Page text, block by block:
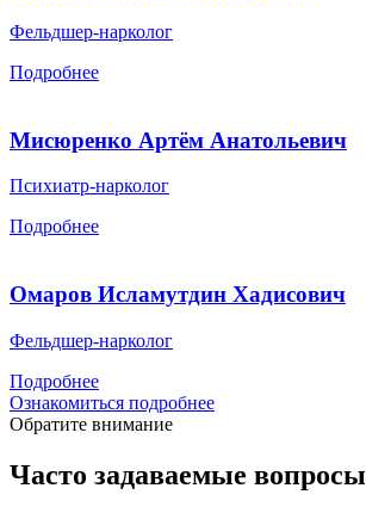
Фельдшер-нарколог
Подробнее
Мисюренко Артём Анатольевич
Психиатр-нарколог
Подробнее
Омаров Исламутдин Хадисович
Фельдшер-нарколог
Подробнее
Ознакомиться подробнее
Обратите внимание
Часто задаваемые вопросы